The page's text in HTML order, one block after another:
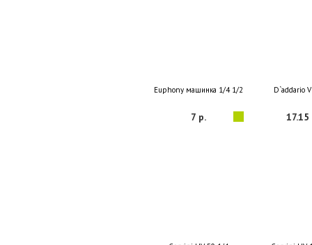
Euphony машинка 1/4 1/2
7 р.
D`addario
17.15